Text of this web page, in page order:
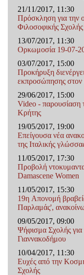
21/11/2017, 11:30
Πρόσκληση για την
Φιλοσοφικής Σχολής
13/07/2017, 11:30
Ορκωμοσία 19-07-
03/07/2017, 15:00
Προκήρυξη
εκπροσώπησης
29/06/2017, 15:00
Video - παρουσίαση
Κρήτης
19/05/2017, 19:00
Επείγουσα νέα
της Ιταλικής
11/05/2017, 17:30
Προβολή
Damascene Women
11/05/2017, 15:30
19η Απονομή
Παρλαμάς',
09/05/2017, 09:00
Ψήφισμα Σχολής για
Γιαννακοδήμου
10/04/2017, 11:30
Ευχές από την
Σχολής